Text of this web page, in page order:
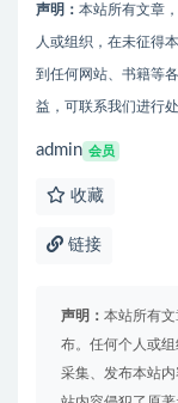
声明： 本站所有文章
人或组织，在未征得
到任何网站、书籍等
益，可联系我们进行处
admin 会员
收藏
链接
声明： 本站所有
布。任何个人或
采集、发布本站